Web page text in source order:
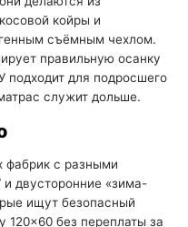
койры и
съёмным чехлом.
правильную осанку
подходит для подросшего
служит дольше.
фабрик с разными
двусторонние «зима-
ищут безопасный
120×60 без переплаты за